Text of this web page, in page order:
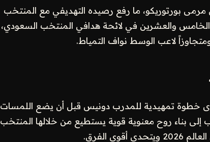
بورتوريكو، ما رفع رصيده التهديفي مع المنتخب
الخامس والعشرين في لائحة هدافي المنتخب السعودي،
لاعب الوسط نواف التمياط.
خطوة تمهيدية للمدرب دونيس قبل أن يضع اللمسات
إلى بناء روح معنوية قوية يستطيع من خلالها المنتخب
الفرق.